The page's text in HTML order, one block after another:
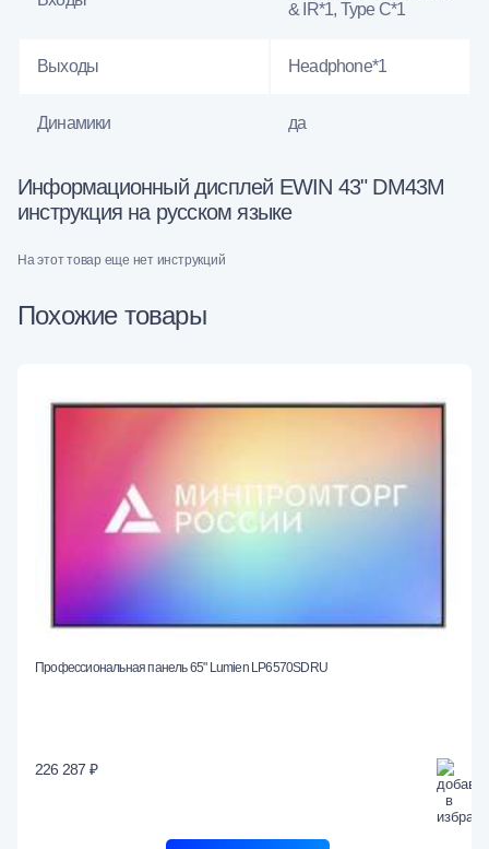
& IR*1, Type C*1
Выходы Headphone*1
Динамики да
Информационный дисплей EWIN 43" DM43M
инструкция на русском языке
На этот товар еще нет инструкций
Похожие товары
Профессиональная панель 65" Lumien LP6570SDRU
226 287 ₽